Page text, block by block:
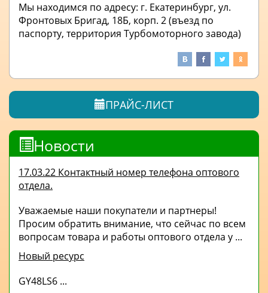
Мы находимся по адресу: г. Екатеринбург, ул.
Фронтовых Бригад, 18Б, корп. 2 (въезд по
паспорту, территория Турбомоторного завода)
ПРАЙС-ЛИСТ
Новости
17.03.22 Контактный номер телефона оптового
отдела.
Уважаемые наши покупатели и партнеры!
Просим обратить внимание, что сейчас по всем
вопросам товара и работы оптового отдела у ...
Новый ресурс
GY48LS6 ...